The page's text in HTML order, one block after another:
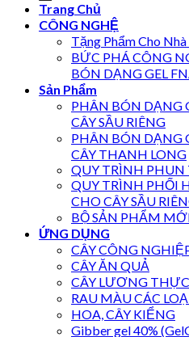
Trang Chủ
CÔNG NGHỆ
Tặng Phẩm Cho
BỨC PHÁ CÔNG
BÓN DẠNG GEL
Sản Phẩm
PHÂN BÓN DẠNG
CÂY SẦU RIÊNG
PHÂN BÓN DẠNG
CÂY THANH LONG
QUY TRÌNH
QUY TRÌNH PHỐI
CHO CÂY SẦU
BỘ SẢN PHẨM
ỨNG DỤNG
CÂY CÔNG
CÂY ĂN QUẢ
CÂY LƯƠNG THỰC
RAU MÀU CÁC
HOA, CÂY KIỂNG
Gibber gel 40%